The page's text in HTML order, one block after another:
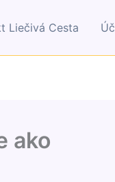
Liečivá Cesta
ako